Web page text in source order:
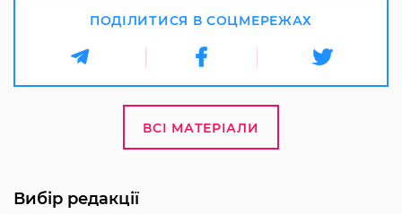
ПОДІЛИТИСЯ В СОЦМЕРЕЖАХ
ВСІ МАТЕРІАЛИ
Вибір редакції